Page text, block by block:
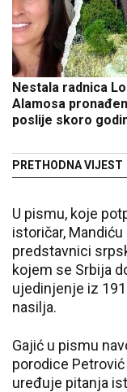
Nestala radnica
Alamosa
poslije skoro
PRETHODNA VIJEST
U pismu, koje
istoričar,
predstavnici
kojem se Srbija
ujedinjenje iz
nasilja.
Gajić u pismu
porodice
uređuje pitanja